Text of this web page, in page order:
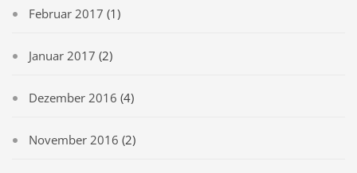
Februar 2017 (1)
Januar 2017 (2)
Dezember 2016 (4)
November 2016 (2)